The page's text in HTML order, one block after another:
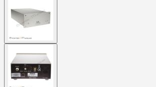
image
larger
image